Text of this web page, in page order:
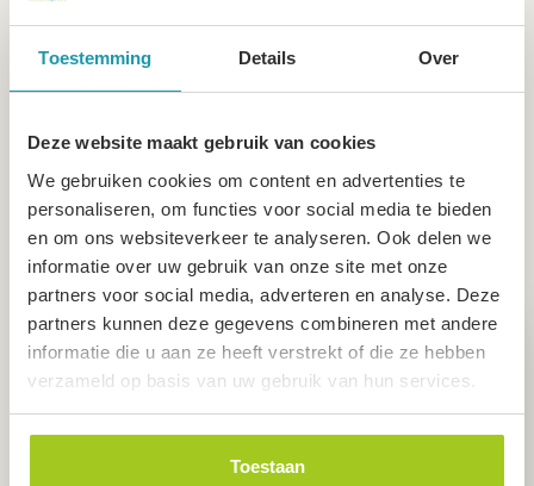
Toestemming Details Over
Deze website maakt gebruik van cookies
We gebruiken cookies om content en advertenties te
personaliseren, om functies voor social media te bieden
en om ons websiteverkeer te analyseren. Ook delen we
informatie over uw gebruik van onze site met onze
partners voor social media, adverteren en analyse. Deze
partners kunnen deze gegevens combineren met andere
informatie die u aan ze heeft verstrekt of die ze hebben
verzameld op basis van uw gebruik van hun services.
Toestaan
Genießen Sie den Sommer in
Zeeland ☀️
herrlichen Sommer im Ferienpark De Boomgaard
Für Jung und Alt
Ferienpark De Boomgaard richtet sich vor allem an
junge Familien und Senioren. Unsere Einrichtungen
und Angebote sind darauf abgestimmt. Wir bieten
unter anderem während der Sommerferien oft ein
Animationsprogramm für Kinder bis 12 Jahre an und
haben spezielle Schwimmzeiten für Erwachsene.
Teenager und junge Erwachsene gehören in der Regel
Alleinreisende Jugendliche unter 24 Jahren sowie Gruppen